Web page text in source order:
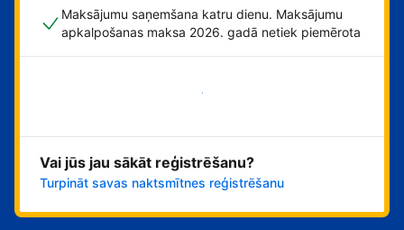
Maksājumu saņemšana katru dienu. Maksājumu
apkalpošanas maksa 2026. gadā netiek piemērota
Sāciet tūlīt!
Vai jūs jau sākāt reģistrēšanu?
Turpināt savas naktsmītnes reģistrēšanu